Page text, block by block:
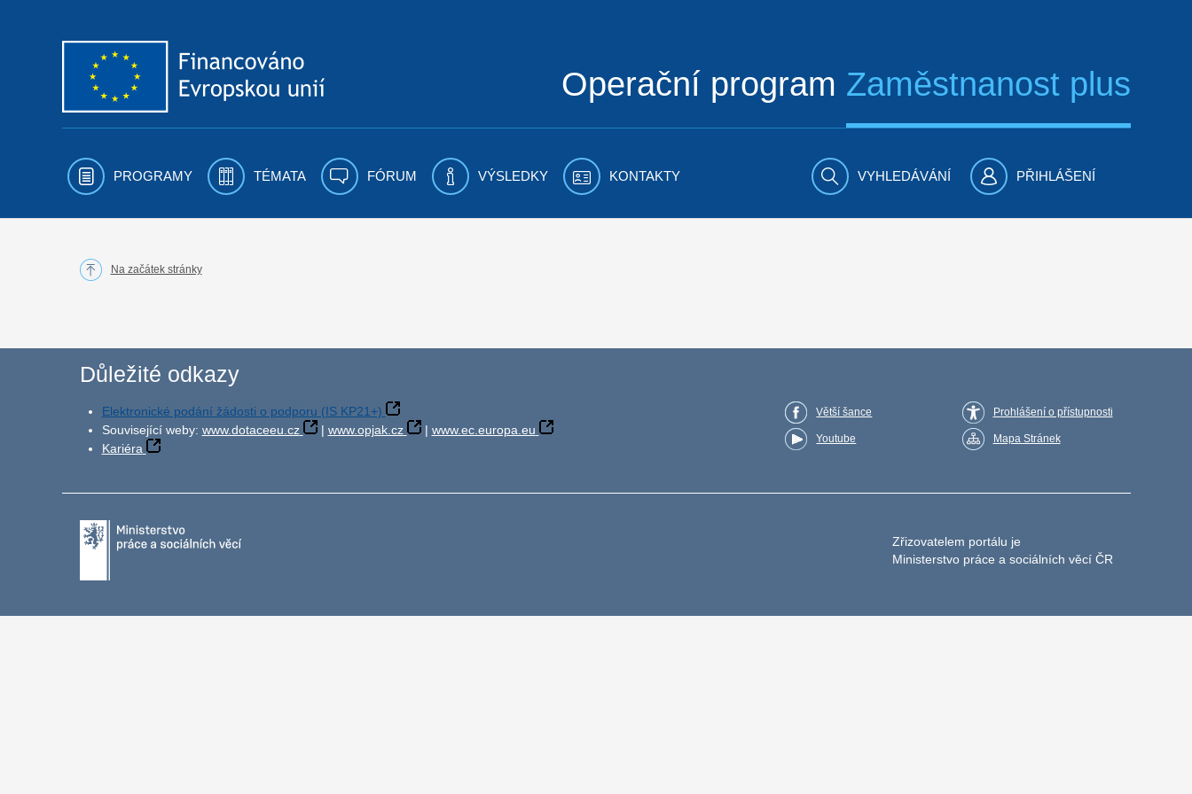
Operační program Zaměstnanost plus
PROGRAMY TÉMATA FÓRUM VÝSLEDKY KONTAKTY VYHLEDÁVÁNÍ PŘIHLÁŠENÍ
Na začátek stránky
Důležité odkazy
Elektronické podání žádosti o podporu (IS KP21+)
Související weby: www.dotaceeu.cz | www.opjak.cz | www.ec.europa.eu
Kariéra
Větší šance
Youtube
Prohlášení o přístupnosti
Mapa Stránek
Zřizovatelem portálu je
Ministerstvo práce a sociálních věcí ČR